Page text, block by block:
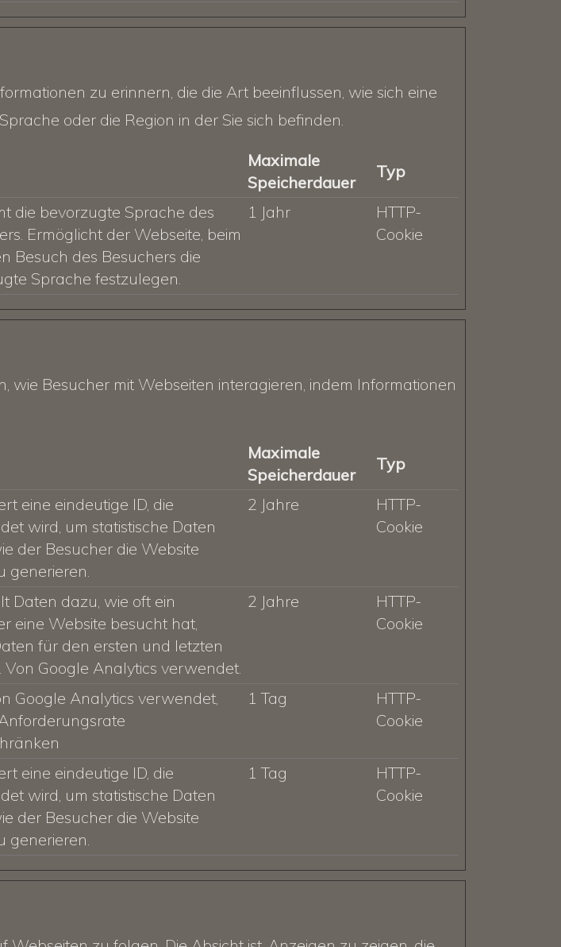
zu erinnern, die die Art beeinflussen, wie sich eine
oder die Region in der Sie sich befinden.
Maximale
Speicherdauer
Typ
die bevorzugte Sprache des
Ermöglicht der Webseite, beim
Besuch des Besuchers die
Sprache festzulegen.
1 Jahr
HTTP-
Cookie
wie Besucher mit Webseiten interagieren, indem Informationen
Maximale
Speicherdauer
Typ
eine eindeutige ID, die
wird, um statistische Daten
der Besucher die Website
generieren.
2 Jahre
HTTP-
Cookie
Daten dazu, wie oft ein
eine Website besucht hat,
für den ersten und letzten
Von Google Analytics verwendet.
2 Jahre
HTTP-
Cookie
Google Analytics verwendet,
1 Tag
HTTP-
Cookie
eine eindeutige ID, die
wird, um statistische Daten
der Besucher die Website
generieren.
1 Tag
HTTP-
Cookie